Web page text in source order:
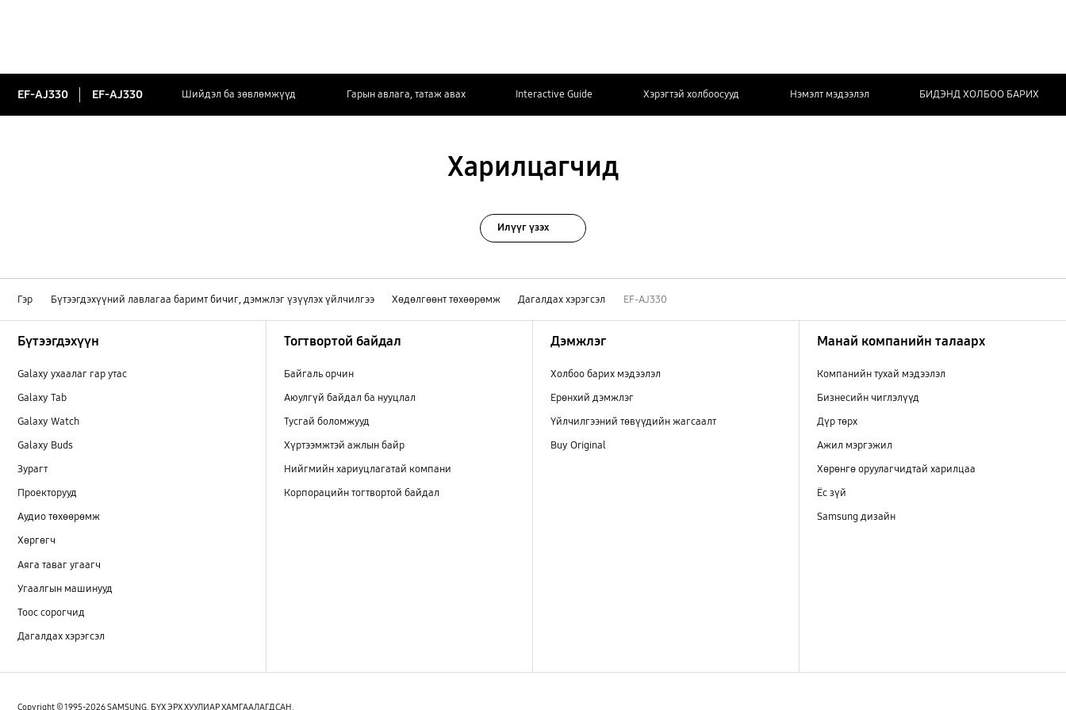
EF-AJ330 EF-AJ330 Шийдэл ба зөвлөмжүүд Гарын авлага, татаж авах Interactive Guide Хэрэгтэй холбоосууд Нэмэлт мэдээлэл БИДЭНД ХОЛБОО БАРИХ
Харилцагчид
Илүүг үзэх
Гэр Бүтээгдэхүүний лавлагаа баримт бичиг, дэмжлэг үзүүлэх үйлчилгээ Хөдөлгөөнт төхөөрөмж Дагалдах хэрэгсэл EF-AJ330
Бүтээгдэхүүн
Galaxy ухаалаг гар утас
Galaxy Tab
Galaxy Watch
Galaxy Buds
Зурагт
Проекторууд
Аудио төхөөрөмж
Хөргөгч
Аяга таваг угаагч
Угаалгын машинууд
Тоос сорогчид
Дагалдах хэрэгсэл
Тогтвортой байдал
Байгаль орчин
Аюулгүй байдал ба нууцлал
Тусгай боломжууд
Хүртээмжтэй ажлын байр
Нийгмийн хариуцлагатай компани
Корпорацийн тогтвортой байдал
Дэмжлэг
Холбоо барих мэдээлэл
Ерөнхий дэмжлэг
Үйлчилгээний төвүүдийн жагсаалт
Buy Original
Манай компанийн талаарх
Компанийн тухай мэдээлэл
Бизнесийн чиглэлүүд
Дүр төрх
Ажил мэргэжил
Хөрөнгө оруулагчидтай харилцаа
Ёс зүй
Samsung дизайн
Copyright © 1995-2026 SAMSUNG. БҮХ ЭРХ ХУУЛИАР ХАМГААЛАГДСАН.